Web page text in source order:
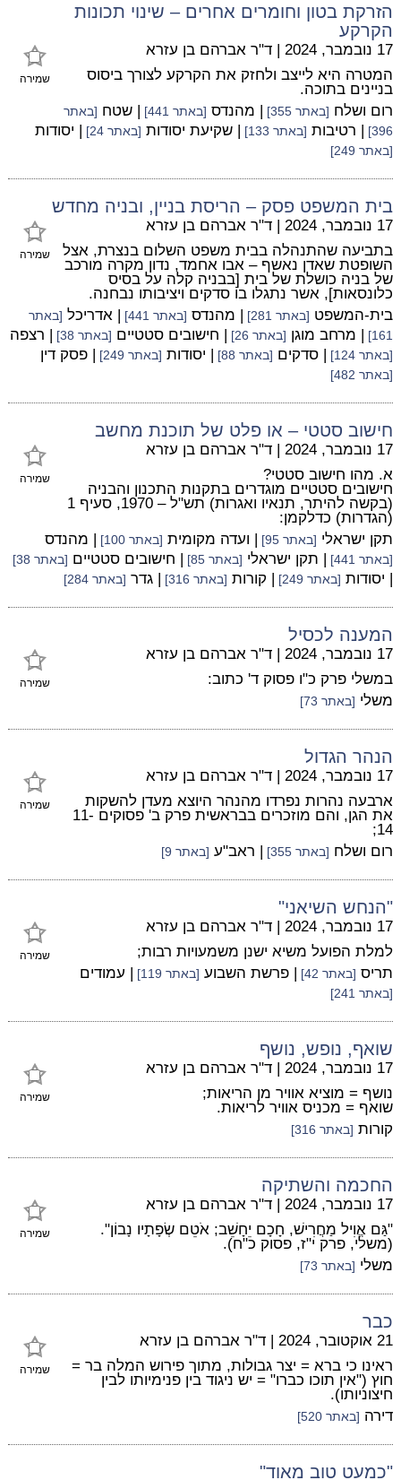
הזרקת בטון וחומרים אחרים – שינוי תכונות
הקרקע
שמירה
17 נובמבר, 2024 | ד"ר אברהם בן עזרא
המטרה היא לייצב ולחזק את הקרקע לצורך ביסוס
בניינים בתוכה.
רום ושלח [באתר 355] | מהנדס [באתר 441] | שטח [באתר
396]
| רטיבות [באתר 133] | שקיעת יסודות [באתר 24] | יסודות
[באתר 249]
בית המשפט פסק – הריסת בניין, ובניה מחדש
שמירה
17 נובמבר, 2024 | ד"ר אברהם בן עזרא
בתביעה שהתנהלה בבית משפט השלום בנצרת, אצל
השופטת שאדן נאשף – אבו אחמד, נדון מקרה מורכב
של בניה כושלת של בית [בבניה קלה על בסיס
כלונסאות], אשר נתגלו בו סדקים ויציבותו נבחנה.
בית-המשפט [באתר 281] | מהנדס [באתר 441] | אדריכל [באתר
161]
| מרחב מוגן [באתר 26] | חישובים סטטיים [באתר 38] | רצפה
[באתר 124] | סדקים [באתר 88] | יסודות [באתר 249] | פסק דין
[באתר 482]
חישוב סטטי – או פלט של תוכנת מחשב
שמירה
17 נובמבר, 2024 | ד"ר אברהם בן עזרא
א. מהו חישוב סטטי?
חישובים סטטיים מוגדרים בתקנות התכנון והבניה
(בקשה להיתר, תנאיו ואגרות) תש"ל – 1970, סעיף 1
(הגדרות) כדלקמן:
תקן ישראלי [באתר 95] | ועדה מקומית [באתר 100] | מהנדס
[באתר 441] | תקן ישראלי [באתר 85] | חישובים סטטיים [באתר 38]
| יסודות [באתר 249] | קורות [באתר 316] | גדר [באתר 284]
המענה לכסיל
שמירה
17 נובמבר, 2024 | ד"ר אברהם בן עזרא
במשלי פרק כ"ו פסוק ד' כתוב:
משלי [באתר 73]
הנהר הגדול
שמירה
17 נובמבר, 2024 | ד"ר אברהם בן עזרא
ארבעה נהרות נפרדו מהנהר היוצא מעדן להשקות
את הגן, והם מוזכרים בבראשית פרק ב' פסוקים 11-
14;
רום ושלח [באתר 355] | ראב"ע [באתר 9]
"הנחש השיאני"
שמירה
17 נובמבר, 2024 | ד"ר אברהם בן עזרא
למלת הפועל משיא ישנן משמעויות רבות;
תריס [באתר 42] | פרשת השבוע [באתר 119] | עמודים
[באתר 241]
שואף, נופש, נושף
שמירה
17 נובמבר, 2024 | ד"ר אברהם בן עזרא
נושף = מוציא אוויר מן הריאות;
שואף = מכניס אוויר לריאות.
קורות [באתר 316]
החכמה והשתיקה
שמירה
17 נובמבר, 2024 | ד"ר אברהם בן עזרא
"גַּם אֱוִיל מַחֲרִישׁ, חָכָם יֵחָשֵׁב; אֹטֵם שְׂפָתָיו נָבוֹן".
(משלי, פרק י"ז, פסוק כ"ח).
משלי [באתר 73]
כבר
שמירה
21 אוקטובר, 2024 | ד"ר אברהם בן עזרא
ראינו כי ברא = יצר גבולות, מתוך פירוש המלה בר =
חוץ ("אין תוכו כברו" = יש ניגוד בין פנימיותו לבין
חיצוניותו).
דירה [באתר 520]
"כמעט טוב מאוד"